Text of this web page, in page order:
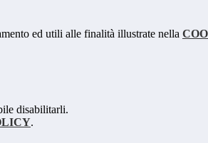
ed utili alle finalità illustrate nella
disabilitarli.
.